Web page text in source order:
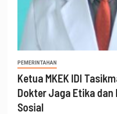
PEMERINTAHAN
Ketua MKEK IDI
Dokter Jaga Etika dan
Sosial